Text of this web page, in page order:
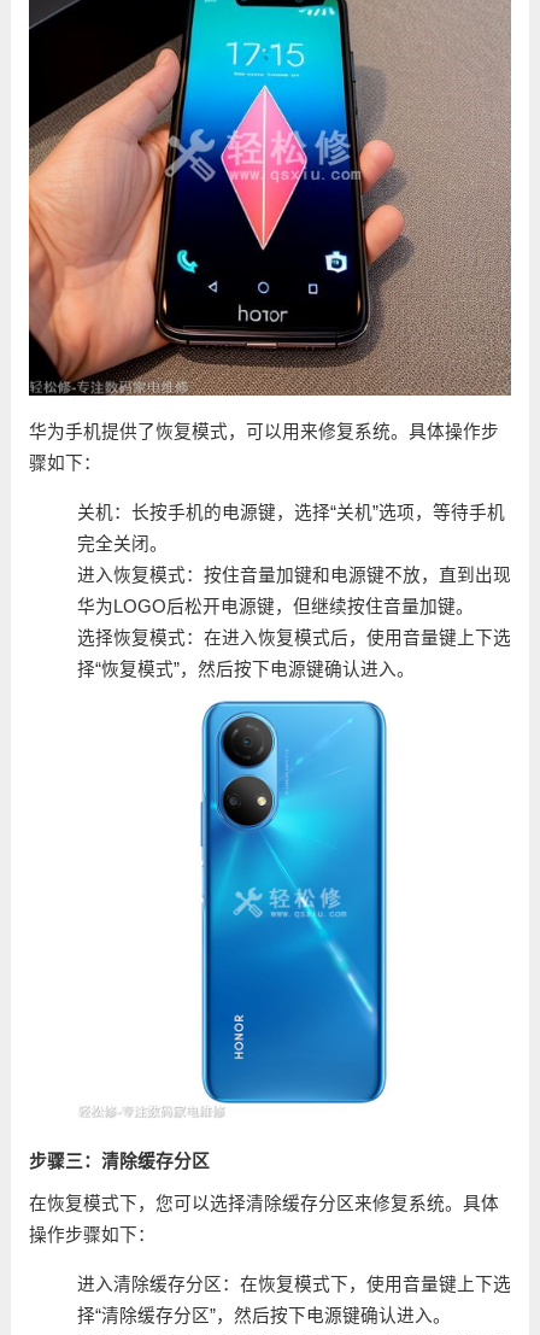
华为手机提供了恢复模式，可以用来修复系统。具体操作步
骤如下：
关机：长按手机的电源键，选择“关机”选项，等待手机
完全关闭。
进入恢复模式：按住音量加键和电源键不放，直到出现
华为LOGO后松开电源键，但继续按住音量加键。
选择恢复模式：在进入恢复模式后，使用音量键上下选
择“恢复模式”，然后按下电源键确认进入。
步骤三：清除缓存分区
在恢复模式下，您可以选择清除缓存分区来修复系统。具体
操作步骤如下：
进入清除缓存分区：在恢复模式下，使用音量键上下选
择“清除缓存分区”，然后按下电源键确认进入。